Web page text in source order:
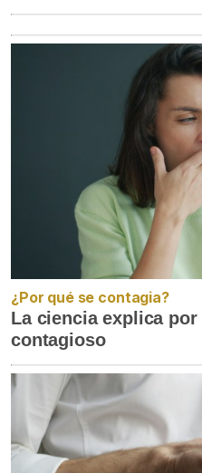
¿Por qué se contagia?
La ciencia explica
contagioso